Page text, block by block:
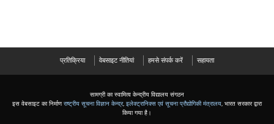
प्रतिक्रिया वेबसाइट नीतियां हमसे संपर्क करें सहायता
सामग्री का स्वामित्व केन्द्रीय विद्यालय संगठन
इस वेबसाइट का निर्माणराष्ट्रीय सूचना विज्ञान केन्द्र, इलेक्ट्रानिक्स एवं सूचना प्रौद्योगिकी मंत्रालय, भारत सरकार द्वारा
किया गया है।